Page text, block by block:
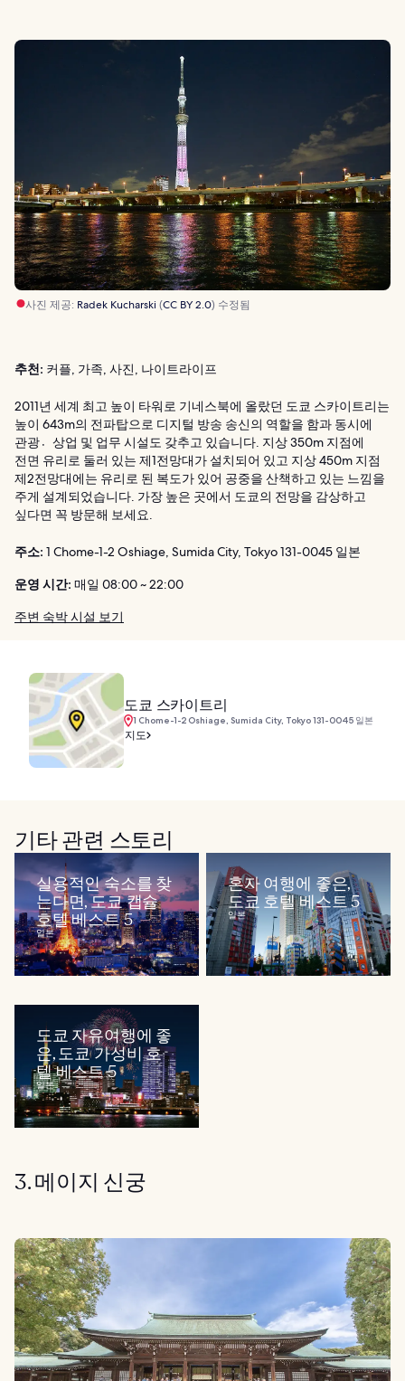
사진 제공: Radek Kucharski (CC BY 2.0) 수정됨
추천: 커플, 가족, 사진, 나이트라이프
2011년 세계 최고 높이 타워로 기네스북에 올랐던 도쿄 스카이트리는
높이 643m의 전파탑으로 디지털 방송 송신의 역할을 함과 동시에
관광상〮업 및 업무 시설도 갖추고 있습니다. 지상 350m 지점에
전면 유리로 둘러 있는 제1전망대가 설치되어 있고 지상 450m 지점
제2전망대에는 유리로 된 복도가 있어 공중을 산책하고 있는 느낌을
주게 설계되었습니다. 가장 높은 곳에서 도쿄의 전망을 감상하고
싶다면 꼭 방문해 보세요.
주소: 1 Chome-1-2 Oshiage, Sumida City, Tokyo 131-0045 일본
운영 시간: 매일 08:00 ~ 22:00
주변 숙박 시설 보기
도쿄 스카이트리
1 Chome-1-2 Oshiage, Sumida City, Tokyo 131-0045 일본
지도
기타 관련 스토리
실용적인 숙소를 찾
는다면, 도쿄 캡슐
호텔 베스트 5
일본
혼자 여행에 좋은,
도쿄 호텔 베스트 5
일본
도쿄 자유여행에 좋
은, 도쿄 가성비 호
텔 베스트 5
일본
3. 메이지 신궁